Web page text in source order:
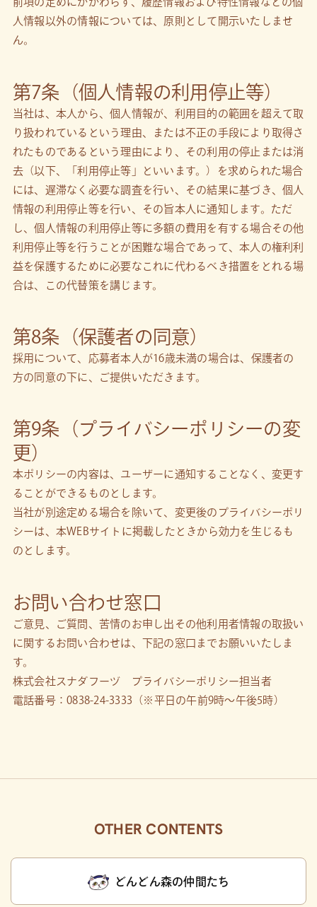
人情報以外の情報については、原則として開示いたしませ
ん。
第7条（個人情報の利用停止等）
当社は、本人から、個人情報が、利用目的の範囲を超えて取
り扱われているという理由、または不正の手段により取得さ
れたものであるという理由により、その利用の停止または消
去（以下、「利用停止等」といいます。）を求められた場合
には、遅滞なく必要な調査を行い、その結果に基づき、個人
情報の利用停止等を行い、その旨本人に通知します。ただ
し、個人情報の利用停止等に多額の費用を有する場合その他
利用停止等を行うことが困難な場合であって、本人の権利利
益を保護するために必要なこれに代わるべき措置をとれる場
合は、この代替策を講じます。
第8条（保護者の同意）
採用について、応募者本人が16歳未満の場合は、保護者の
方の同意の下に、ご提供いただきます。
第9条（プライバシーポリシーの変
更）
本ポリシーの内容は、ユーザーに通知することなく、変更す
ることができるものとします。
当社が別途定める場合を除いて、変更後のプライバシーポリ
シーは、本WEBサイトに掲載したときから効力を生じるも
のとします。
お問い合わせ窓口
ご意見、ご質問、苦情のお申し出その他利用者情報の取扱い
に関するお問い合わせは、下記の窓口までお願いいたしま
す。
株式会社スナダフーヅ プライバシーポリシー担当者
電話番号：0838-24-3333 （※平日の午前9時～午後5時）
OTHER CONTENTS
どんどん森の仲間たち